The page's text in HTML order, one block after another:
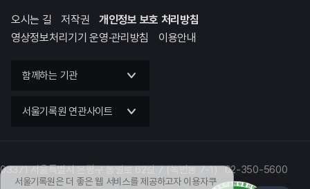
서울기록원은 더 좋은 웹 서비스를 제공하고자 이용자쿠
오시는 길 저작권
개인정보 보호 처리방침
영상정보처리기기 운영·관리방침
이용안내
함께하는 기관
서울기록원 연관사이트
03371 서울특별시 은평구 통일로 62길 7 (녹번동 7-1) 02-350-5600